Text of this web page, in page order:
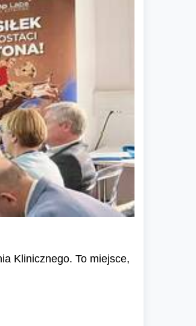
Klinicznego. To miejsce,